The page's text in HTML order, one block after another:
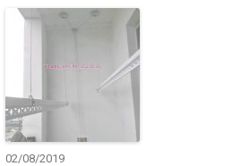
02/08/2019